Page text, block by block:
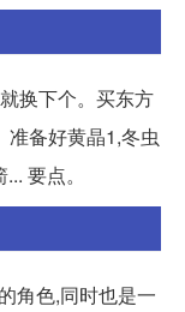
换下个。买东方
备好黄晶1,冬虫
要点。
角色,同时也是一